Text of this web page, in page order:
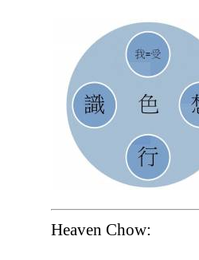
Heaven Chow: